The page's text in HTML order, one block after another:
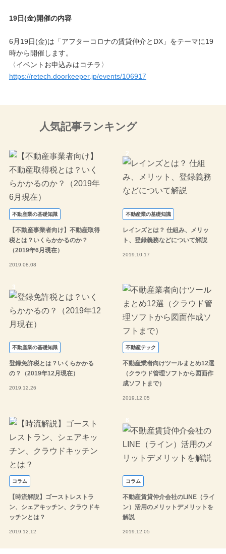
19日(金)開催の内容
6月19日(金)は「アフターコロナの賃貸仲介とDX」をテーマに19
時から開催します。
〈イベントお申込みはコチラ〉
https://retech.doorkeeper.jp/events/106917
⼈気記事ランキング
不動産業の基礎知識
【不動産事業者向け】不動産取得
税とは？いくらかかるのか？
（2019年6月現在）
2019.08.08
不動産業の基礎知識
レインズとは？ 仕組み、メリッ
ト、登録義務などについて解説
2019.10.17
不動産業の基礎知識
登録免許税とは？いくらかかる
の？（2019年12月現在）
2019.12.26
不動産テック
不動産業者向けツールまとめ12選
（クラウド管理ソフトから図面作
成ソフトまで）
2019.12.05
コラム
【時流解説】ゴーストレストラ
ン、シェアキッチン、クラウドキ
ッチンとは？
2019.12.12
コラム
不動産賃貸仲介会社のLINE（ライ
ン）活用のメリットデメリットを
解説
2019.12.05